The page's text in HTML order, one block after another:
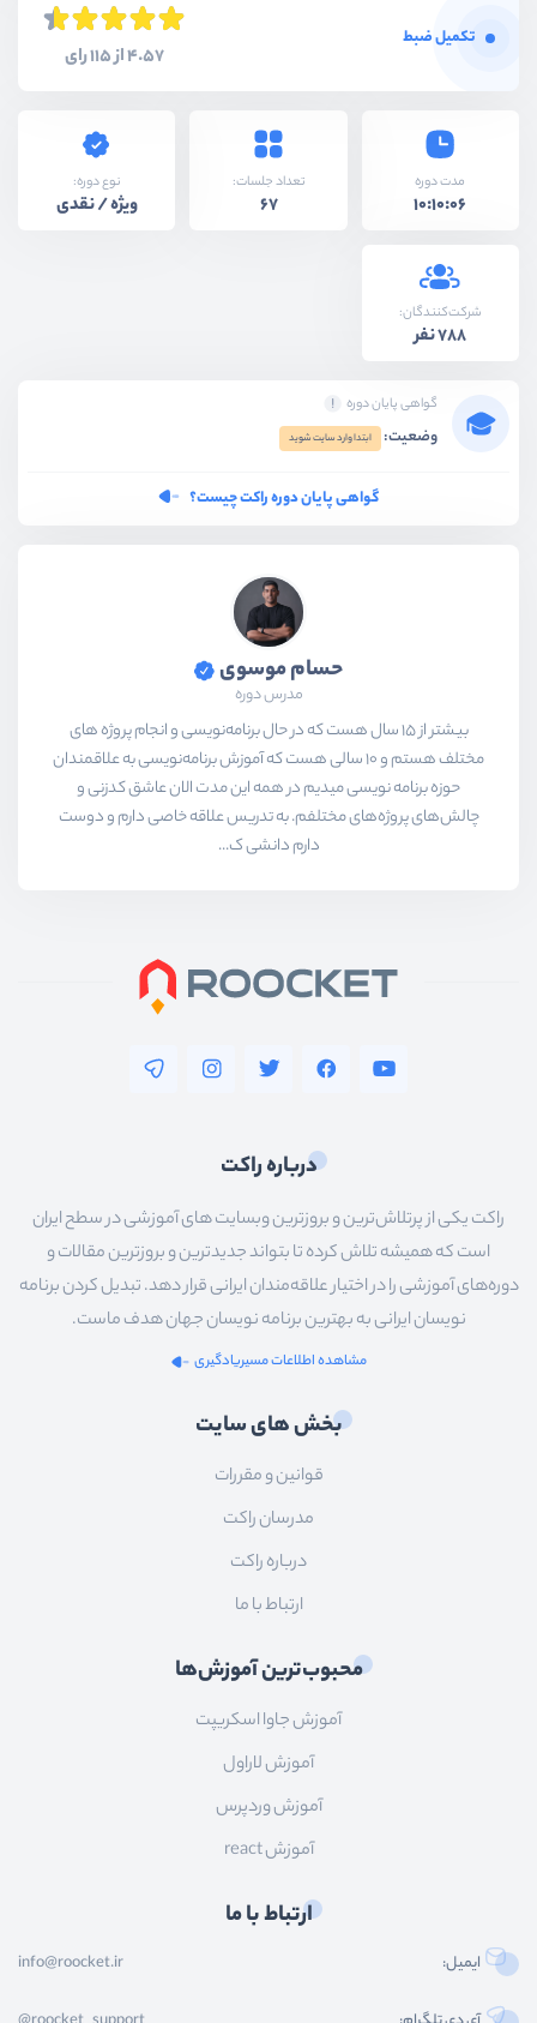
تکمیل ضبط
4.57 از 115 رای
مدت دوره
10:10:06
تعداد جلسات:
67
نوع دوره:
ویژه / نقدی
شرکت‌کنندگان:
788 نفر
گواهی پایان دوره
وضعیت: ابتدا وارد سایت شوید
گواهی پایان دوره راکت چیست؟
حسام موسوی
مدرس دوره
بیشتر از ۱۵ سال هست که در حال برنامه‌نویسی و انجام پروژه های
مختلف هستم و ۱۰ سالی هست که آموزش برنامه‌نویسی به علاقمندان
حوزه برنامه نویسی میدیم در همه این مدت الان عاشق کدزنی و
چالش‌های پروژه‌های مختلفم. به تدریس علاقه خاصی دارم و دوست
دارم دانشی ک...
درباره راکت
راکت یکی از پرتلاش‌ترین و بروزترین وبسایت های آموزشی در سطح ایران
است که همیشه تلاش کرده تا بتواند جدیدترین و بروزترین مقالات و
دوره‌های آموزشی را در اختیار علاقه‌مندان ایرانی قرار دهد. تبدیل کردن برنامه
نویسان ایرانی به بهترین برنامه نویسان جهان هدف ماست.
مشاهده اطلاعات مسیریادگیری
بخش های سایت
قوانین و مقررات
مدرسان راکت
درباره راکت
ارتباط با ما
محبوب‌ترین آموزش‌ها
آموزش جاوا اسکریپت
آموزش لاراول
آموزش وردپرس
آموزش react
ارتباط با ما
ایمیل: info@roocket.ir